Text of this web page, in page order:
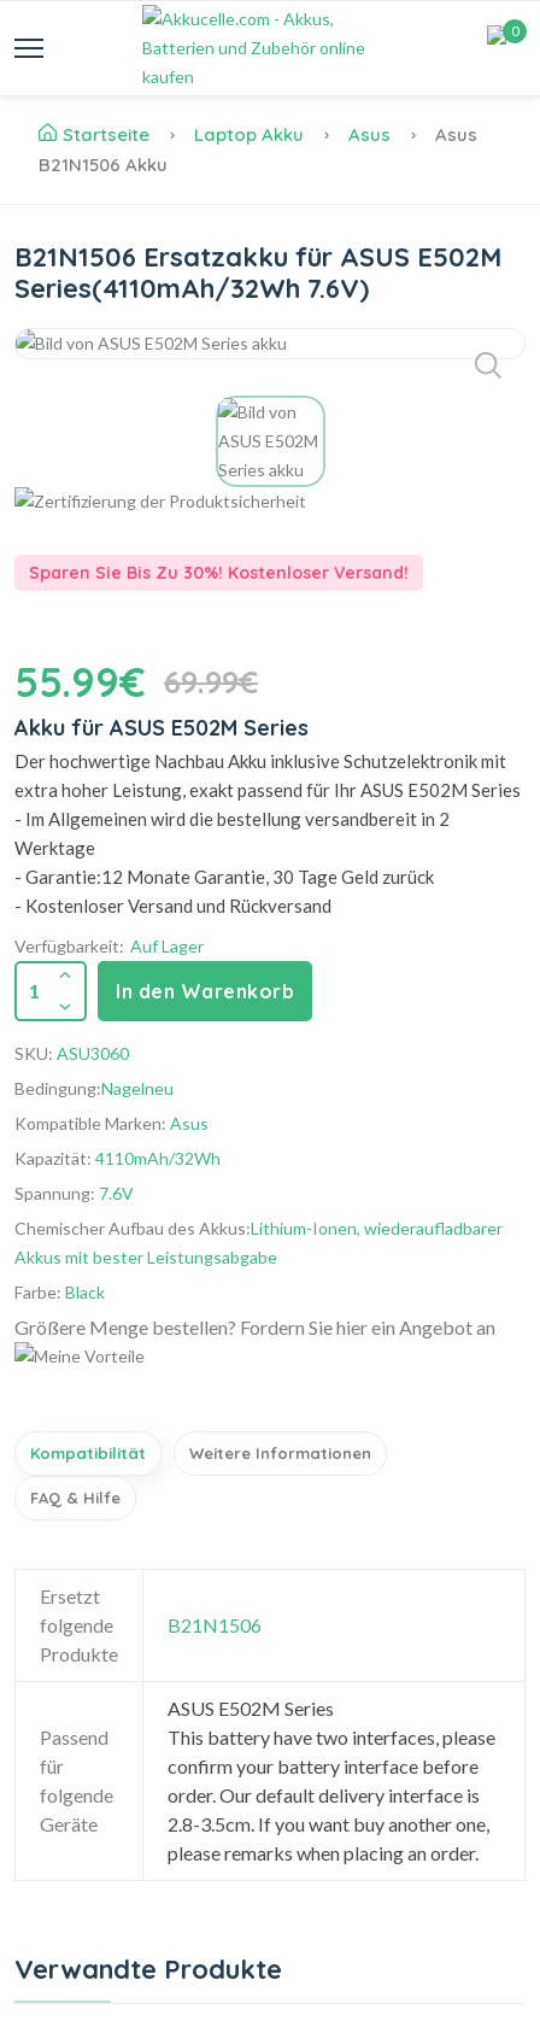
0
Startseite Laptop Akku Asus
Asus
B21N1506 Akku
B21N1506 Ersatzakku für ASUS E502M
Series(4110mAh/32Wh 7.6V)
Sparen Sie Bis Zu 30%! Kostenloser Versand!
55.99€ 69.99€
Akku für ASUS E502M Series
Der hochwertige Nachbau Akku inklusive Schutzelektronik mit
extra hoher Leistung, exakt passend für Ihr ASUS E502M Series
- Im Allgemeinen wird die bestellung versandbereit in 2
Werktage
- Garantie:12 Monate Garantie, 30 Tage Geld zurück
- Kostenloser Versand und Rückversand
Verfügbarkeit: Auf Lager
1 In den Warenkorb
SKU: ASU3060
Bedingung:Nagelneu
Kompatible Marken: Asus
Kapazität: 4110mAh/32Wh
Spannung: 7.6V
Chemischer Aufbau des Akkus:Lithium-Ionen, wiederaufladbarer
Akkus mit bester Leistungsabgabe
Farbe: Black
Größere Menge bestellen? Fordern Sie hier ein Angebot an
Kompatibilität Weitere Informationen
FAQ & Hilfe
Ersetzt
folgende
Produkte
B21N1506
Passend
für
folgende
Geräte
ASUS E502M Series
This battery have two interfaces, please
confirm your battery interface before
order. Our default delivery interface is
2.8-3.5cm. If you want buy another one,
please remarks when placing an order.
Verwandte Produkte